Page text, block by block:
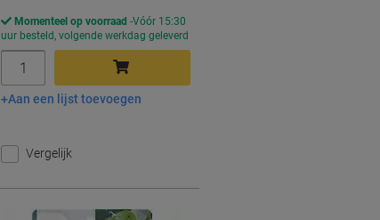
Momenteel op voorraad Vóór 15:30
uur besteld, volgende werkdag geleverd
In winkelwagen
Aan een lijst toevoegen
Vergelijk